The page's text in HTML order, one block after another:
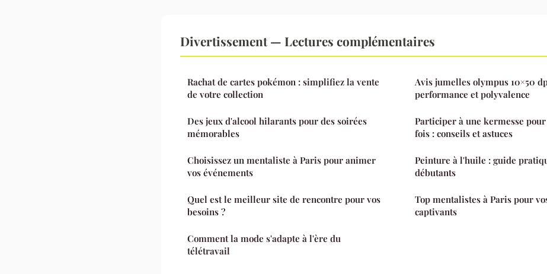
Divertissement — Lectures complémentaires
Rachat de cartes pokémon : simplifiez la vente
de votre collection
Des jeux d'alcool hilarants pour des soirées
mémorables
Choisissez un mentaliste à Paris pour animer
vos événements
Quel est le meilleur site de rencontre pour vos
besoins ?
Comment la mode s'adapte à l'ère du
télétravail
Avis jumelles olympus 10×50
performance et polyvalence
Participer à une kermesse
fois : conseils et astuces
Peinture à l'huile : guide
débutants
Top mentalistes à Paris pour
captivants